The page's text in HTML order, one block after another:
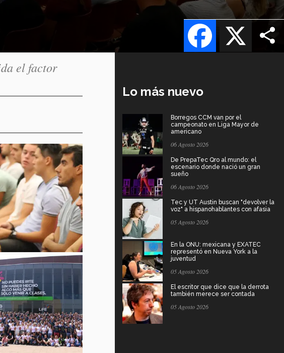
X
Facebook
el factor
Lo más nuevo
Borregos CCM van por el
campeonato en Liga Mayor de
americano
06 Agosto 2026
De PrepaTec Qro al mundo: el
escenario donde nació un gran
sueño
06 Agosto 2026
Tec y UT Austin buscan "devolver la
voz" a hispanohablantes con afasia
05 Agosto 2026
En la ONU: mexicana y EXATEC
representó en Nueva York a la
juventud
05 Agosto 2026
El escritor que dice que la derrota
también merece ser contada
05 Agosto 2026